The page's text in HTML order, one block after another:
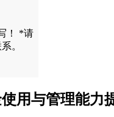
！
*请
。
用与管理能力